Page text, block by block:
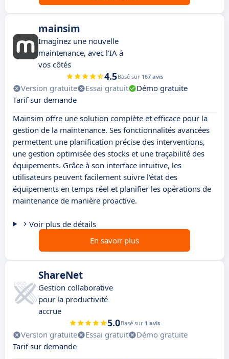
mainsim
Imaginez une nouvelle
maintenance, avec l'IA à
vos côtés
4.5Basé sur 167 avis
Version gratuite Essai gratuit
Démo gratuite
Tarif sur demande
Mainsim offre une solution complète et efficace pour la
gestion de la maintenance. Ses fonctionnalités avancées
permettent une planification précise des interventions,
une gestion optimisée des stocks et une traçabilité des
équipements. Grâce à son interface intuitive, les
utilisateurs peuvent facilement suivre l'état des
équipements en temps réel et planifier les opérations de
maintenance de manière proactive.
Voir plus de détails
En savoir plus
ShareNet
Gestion collaborative
pour la productivité
accrue
5.0Basé sur 1 avis
Version gratuite Essai gratuit
Démo gratuite
Tarif sur demande